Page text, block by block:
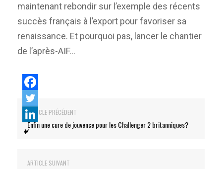
maintenant rebondir sur l’exemple des récents
succès français à l’export pour favoriser sa
renaissance. Et pourquoi pas, lancer le chantier
de l’après-AIF…
ARTICLE PRÉCÉDENT
Enfin une cure de jouvence pour les Challenger 2 britanniques?
ARTICLE SUIVANT